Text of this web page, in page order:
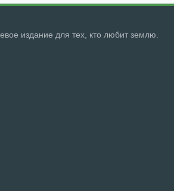
издание для тех, кто любит землю.